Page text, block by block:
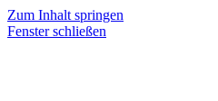
Zum Inhalt springen
Fenster schließen